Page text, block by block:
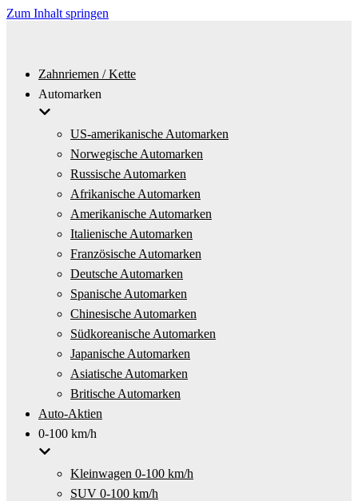
Zum Inhalt springen
Zahnriemen / Kette
Automarken
US-amerikanische Automarken
Norwegische Automarken
Russische Automarken
Afrikanische Automarken
Amerikanische Automarken
Italienische Automarken
Französische Automarken
Deutsche Automarken
Spanische Automarken
Chinesische Automarken
Südkoreanische Automarken
Japanische Automarken
Asiatische Automarken
Britische Automarken
Auto-Aktien
0-100 km/h
Kleinwagen 0-100 km/h
SUV 0-100 km/h